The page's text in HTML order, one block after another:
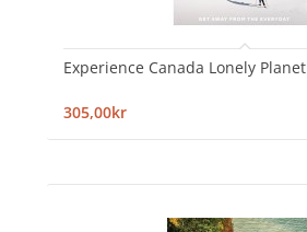
Experience Canada Lonely Planet
305,00kr